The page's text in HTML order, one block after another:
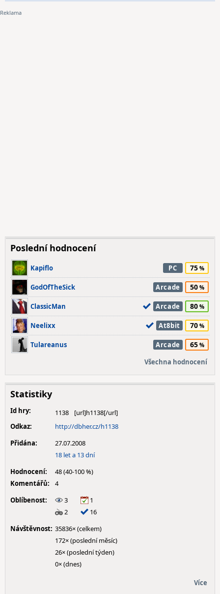
Poslední hodnocení
Kapiflo PC 75
GodOfTheSick Arcade 50
ClassicMan Arcade 80
Neelixx At8bit 70
Tulareanus Arcade 65
Všechna hodnocení
Statistiky
Id hry:
1138
Odkaz:
http://dbher.cz/h1138
Přidána:
27.07.2008
18 let a 13 dní
Hodnocení:
48 (40-100 %)
Komentářů:
4
Oblíbenost:
3
1
2
16
Návštěvnost: 35836× (celkem)
172× (poslední měsíc)
26× (poslední týden)
0× (dnes)
Více